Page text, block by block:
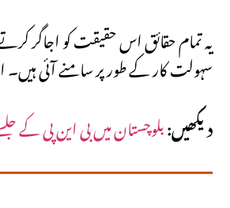
یہ تمام حقائق اس حقیقت کو اجاگر
سہولت کار کے طور پر سامنے آئی
دیکھیں:بلوچستان میں بی این پی کے جلسے کے باہر